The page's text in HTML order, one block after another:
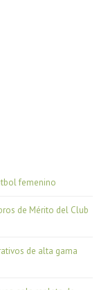
femenino
de Mérito del Club
de alta gama